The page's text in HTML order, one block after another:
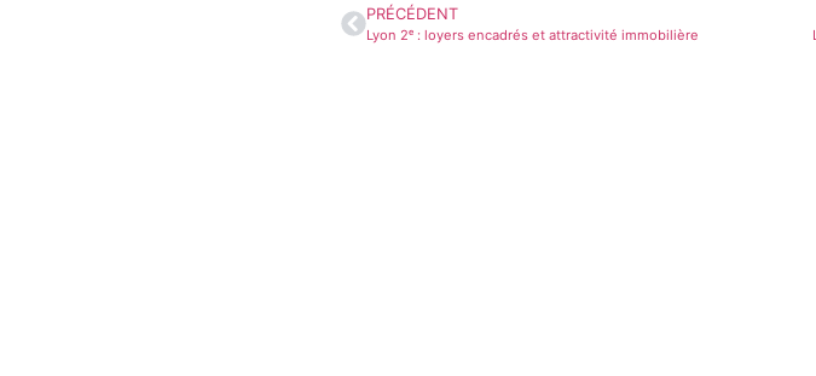
PRÉCÉDENT
Lyon 2ᵉ : loyers encadrés et attractivité immobilière